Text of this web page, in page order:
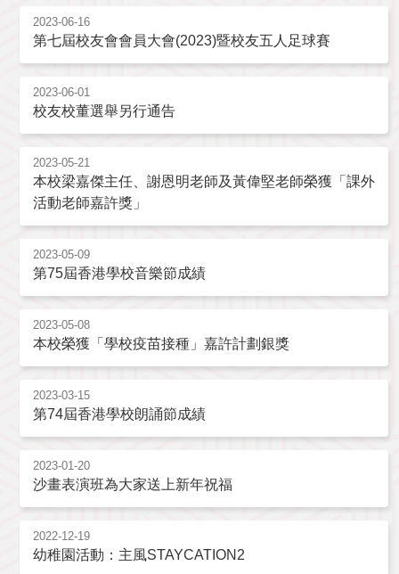
2023-06-16
第七屆校友會會員大會(2023)暨校友五人足球賽
2023-06-01
校友校董選舉另行通告
2023-05-21
本校梁嘉傑主任、謝恩明老師及黃偉堅老師榮獲「課外
活動老師嘉許獎」
2023-05-09
第75屆香港學校音樂節成績
2023-05-08
本校榮獲「學校疫苗接種」嘉許計劃銀獎
2023-03-15
第74屆香港學校朗誦節成績
2023-01-20
沙畫表演班為大家送上新年祝福
2022-12-19
幼稚園活動：主風STAYCATION2